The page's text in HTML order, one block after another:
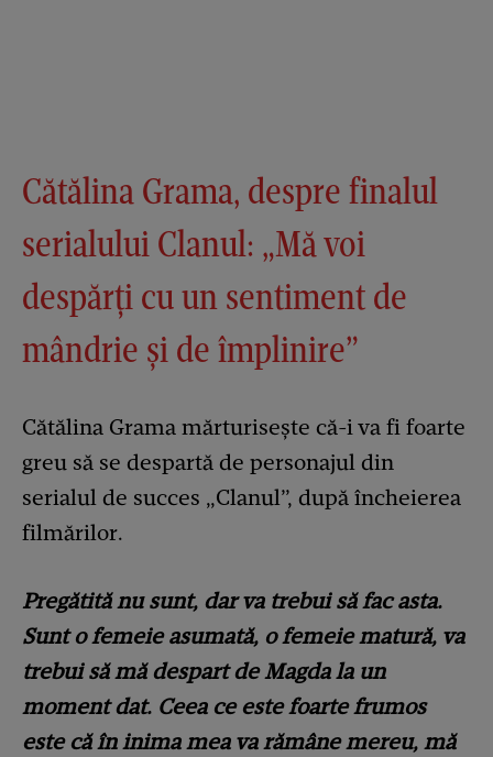
Cătălina Grama, despre finalul
serialului Clanul: „Mă voi
despărți cu un sentiment de
mândrie și de împlinire”
Cătălina Grama mărturisește că-i va fi foarte
greu să se despartă de personajul din
serialul de succes „Clanul”, după încheierea
filmărilor.
Pregătită nu sunt, dar va trebui să fac asta.
Sunt o femeie asumată, o femeie matură, va
trebui să mă despart de Magda la un
moment dat. Ceea ce este foarte frumos
este că în inima mea va rămâne mereu, mă